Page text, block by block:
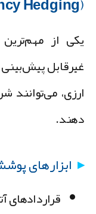
از مهم‌ترین
پیش‌بینی
می‌توانند
ابزارهای پوشش
قراردادهای آتی (Forward Contracts)